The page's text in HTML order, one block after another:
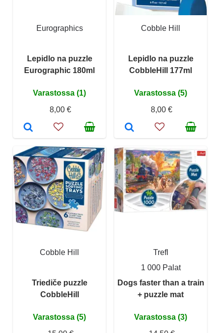
Eurographics
Lepidlo na puzzle
Eurographic 180ml
Varastossa (1)
8,00 €
Cobble Hill
Lepidlo na puzzle
CobbleHill 177ml
Varastossa (5)
8,00 €
Cobble Hill
Triediče puzzle
CobbleHill
Varastossa (5)
Trefl
1 000 Palat
Dogs faster than a train
+ puzzle mat
Varastossa (3)